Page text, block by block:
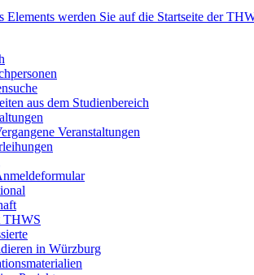
aus dem Studienbereich
Veranstaltungen
THWS
in Würzburg